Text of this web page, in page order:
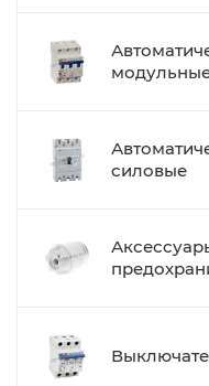
силовые